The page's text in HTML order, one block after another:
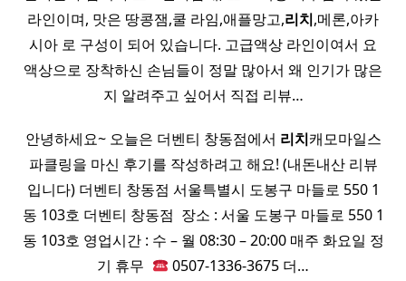
라인이며, 맛은 땅콩잼,쿨 라임,애플망고,리치,메론,아카
시아 로 구성이 되어 있습니다. 고급액상 라인이여서 요
액상으로 장착하신 손님들이 정말 많아서 왜 인기가 많은
지 알려주고 싶어서 직접 리뷰…
안녕하세요~ 오늘은 더벤티 창동점에서 리치캐모마일스
파클링을 마신 후기를 작성하려고 해요! (내돈내산 리뷰
입니다) 더벤티 창동점 서울특별시 도봉구 마들로 550 1
동 103호 더벤티 창동점 ​ 장소 : 서울 도봉구 마들로 550 1
동 103호 영업시간 : 수 – 월 08:30 – 20:00 매주 화요일 정
기 휴무 ​
0507-1336-3675 더…